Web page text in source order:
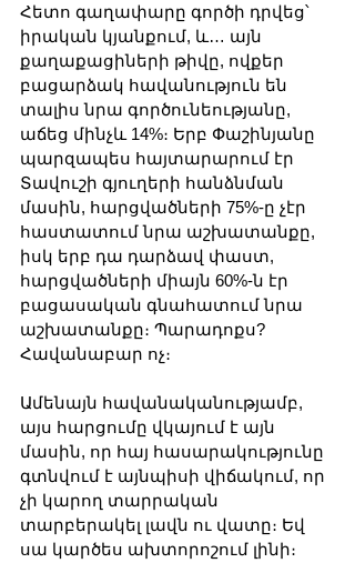
Հետո գաղափարը գործի դրվեց՝
իրական կյանքում, և… այն
քաղաքացիների թիվը, ովքեր
բացարձակ հավանություն են
տալիս նրա գործունեությանը,
աճեց մինչև 14%։ Երբ Փաշինյանը
պարզապես հայտարարում էր
Տավուշի գյուղերի հանձնման
մասին, հարցվածների 75%-ը չէր
հաստատում նրա աշխատանքը,
իսկ երբ դա դարձավ փաստ,
հարցվածների միայն 60%-ն էր
բացասական գնահատում նրա
աշխատանքը։ Պարադոքս?
Հավանաբար ոչ։
Ամենայն հավանականությամբ,
այս հարցումը վկայում է այն
մասին, որ հայ հասարակությունը
գտնվում է այնպիսի վիճակում, որ
չի կարող տարրական
տարբերակել լավն ու վատը։ Եվ
սա կարծես ախտորոշում լինի։